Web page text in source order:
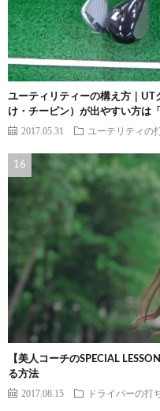
ユーティリティーの構え方｜UT
け・チーピン）が出やすい方は
2017.05.31 ユーテリティの
【美人コーチのSPECIAL
る方法
2017.08.15 ドライバーの打